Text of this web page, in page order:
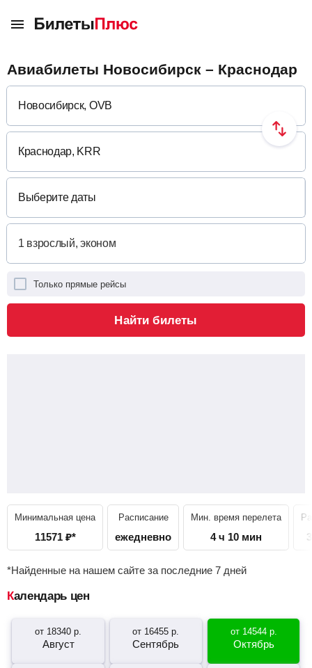
Авиабилеты Новосибирск – Краснодар
Выберите даты
Только прямые рейсы
Найти билеты
Минимальная цена
11571 ₽*
Расписание
ежедневно
Мин. время перелета
4 ч 10 мин
*Найденные на нашем сайте за последние 7 дней
Календарь цен
от 18340 р.
Август
от 16455 р.
Сентябрь
от 14544р.
Октябрь